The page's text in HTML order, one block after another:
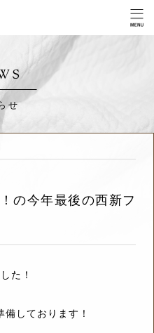
せ
の今年最後の西新フ
た！
しております！